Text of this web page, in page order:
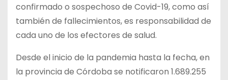
confirmado o sospechoso de Covid-19, como así
también de fallecimientos, es responsabilidad de
cada uno de los efectores de salud.
Desde el inicio de la pandemia hasta la fecha, en
la provincia de Córdoba se notificaron 1.689.255